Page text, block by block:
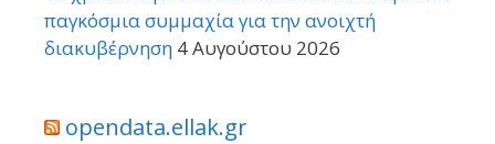
παγκόσμια συμμαχία για την ανοιχτή
διακυβέρνηση 4 Αυγούστου 2026
opendata.ellak.gr